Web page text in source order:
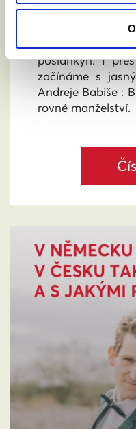
uznávání
volby do
rovnoprávnost
poslankyň. I
začínáme s
Andreje Babiše :
rovné manželství.